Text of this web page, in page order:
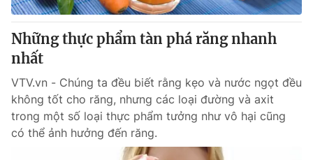
Những thực phẩm tàn phá răng nhanh
nhất
VTV.vn - Chúng ta đều biết rằng kẹo và nước ngọt đều
không tốt cho răng, nhưng các loại đường và axit
trong một số loại thực phẩm tưởng như vô hại cũng
có thể ảnh hưởng đến răng.